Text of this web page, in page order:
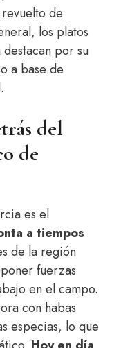
de
los platos
por su
a base de
del
de
es el
a tiempos
de la región
fuerzas
en el campo.
con habas
especias, lo que